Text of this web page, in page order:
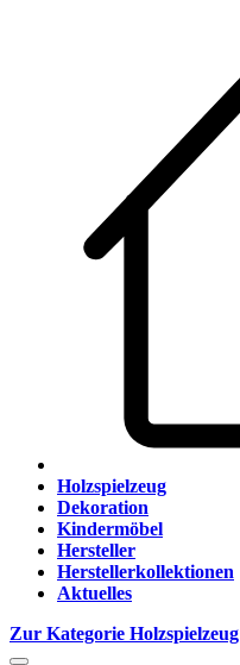
Holzspielzeug
Dekoration
Kindermöbel
Hersteller
Herstellerkollektionen
Aktuelles
Zur Kategorie Holzspielzeug